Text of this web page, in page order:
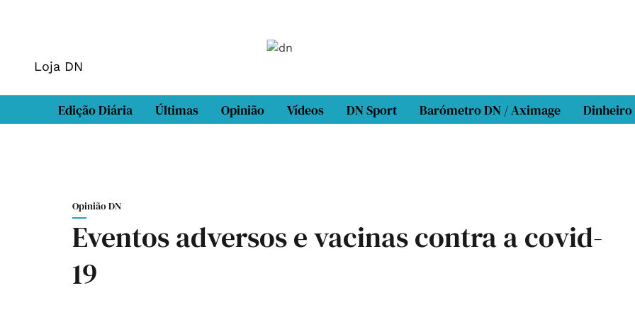
Loja DN
Edição Diária Últimas Opinião Vídeos DN Sport Barómetro DN / Aximage Dinheiro
Opinião DN
Eventos adversos e vacinas contra a covid-
19